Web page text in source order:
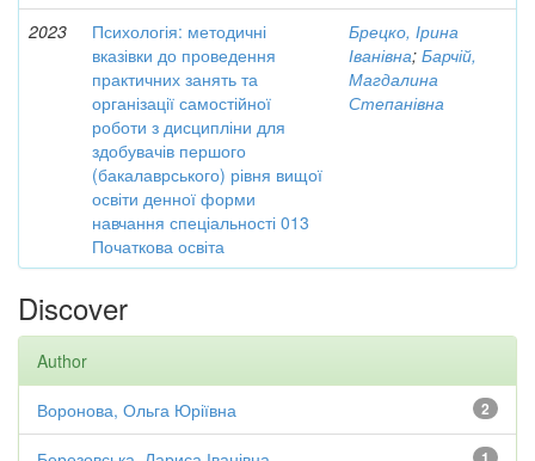
2023
Психологія: методичні
вказівки до проведення
практичних занять та
організації самостійної
роботи з дисципліни для
здобувачів першого
(бакалаврського) рівня вищої
освіти денної форми
навчання спеціальності 013
Початкова освіта
Брецко, Ірина
Іванівна; Барчій,
Магдалина
Степанівна
Discover
Author
2
Воронова, Ольга Юріївна